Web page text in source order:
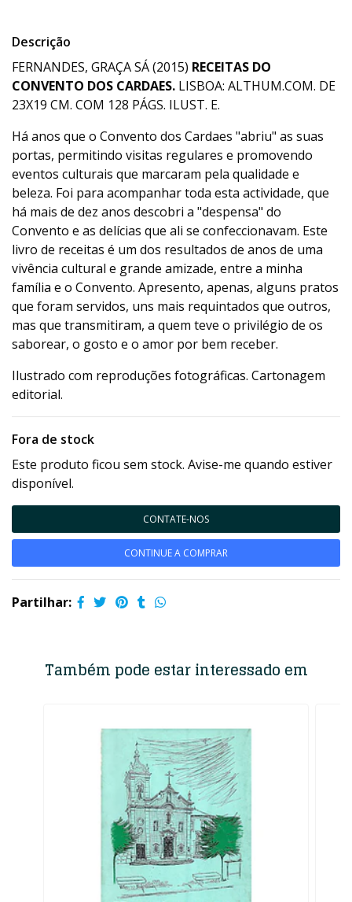
Descrição
FERNANDES, GRAÇA SÁ (2015) RECEITAS DO
CONVENTO DOS CARDAES. LISBOA: ALTHUM.COM. DE
23X19 CM. COM 128 PÁGS. ILUST. E.
Há anos que o Convento dos Cardaes "abriu" as suas
portas, permitindo visitas regulares e promovendo
eventos culturais que marcaram pela qualidade e
beleza. Foi para acompanhar toda esta actividade, que
há mais de dez anos descobri a "despensa" do
Convento e as delícias que ali se confeccionavam. Este
livro de receitas é um dos resultados de anos de uma
vivência cultural e grande amizade, entre a minha
família e o Convento. Apresento, apenas, alguns pratos
que foram servidos, uns mais requintados que outros,
mas que transmitiram, a quem teve o privilégio de os
saborear, o gosto e o amor por bem receber.
Ilustrado com reproduções fotográficas. Cartonagem
editorial.
Fora de stock
Este produto ficou sem stock. Avise-me quando estiver
disponível.
CONTATE-NOS
CONTINUE A COMPRAR
Partilhar:
Também pode estar interessado em